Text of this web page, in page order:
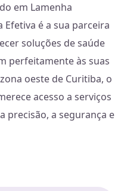
em Lamenha
Efetiva é a sua parceira
soluções de saúde
perfeitamente às suas
oeste de Curitiba, o
acesso a serviços
precisão, a segurança e